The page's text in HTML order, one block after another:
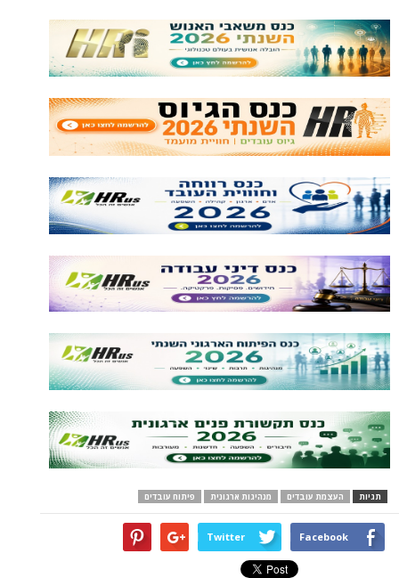
תגיות העצמת עובדים מנהיגות ארגונית פיתוח עובדים
Facebook
Twitter